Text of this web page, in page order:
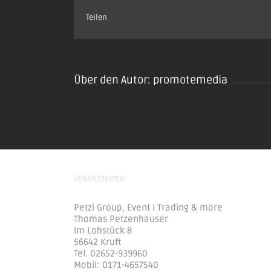
Teilen
Über den Autor: promotemedia
VERANSTALTER:
Petzi Group, Event I Trading & more
Thomas Petzenhauser
Im Lohstück 8
56642 Kruft
Tel. 02652-939960
Mobil: 0171-4657540